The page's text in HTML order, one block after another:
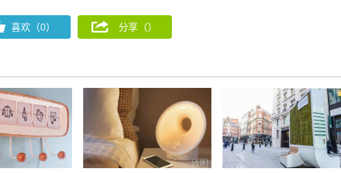
喜欢（0） 分享（）